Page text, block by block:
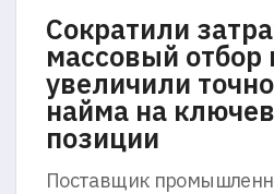
Интеллектуальная запись
без участия проктора, обеспечивая
анализа